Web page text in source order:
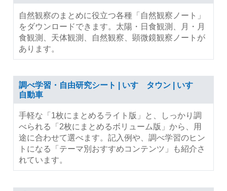
自然観察のまとめに役立つ各種「自然観察ノート」
をダウンロードできます。太陽・日食観測、月・月
食観測、天体観測、自然観察、顕微鏡観察ノートが
あります。
調べ学習・自由研究シート | いすゞタウン | いすゞ
自動車
手軽な「1枚にまとめるライト版」と、しっかり調
べられる「2枚にまとめるボリューム版」から、用
途に合わせて選べます。記入例や、調べ学習のヒン
トになる「テーマ別おすすめコンテンツ」も紹介さ
れています。